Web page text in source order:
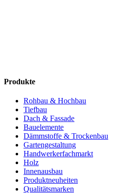
Produkte
Rohbau & Hochbau
Tiefbau
Dach & Fassade
Bauelemente
Dämmstoffe & Trockenbau
Gartengestaltung
Handwerkerfachmarkt
Holz
Innenausbau
Produktneuheiten
Qualitätsmarken